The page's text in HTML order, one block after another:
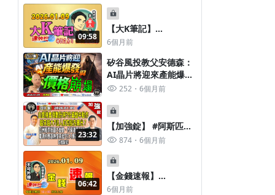
台股第九大循環73000點！？大摩
預警2026年三大變局！《我是金錢
爆》普通錠 2025.1229 #大K分析
師(曾煥文) #財經V怪客(馮泉富) #
杜金龍(巴菲特|台股|美股|台積
電|貴金屬)
213 7個月前
險需求創四年新高！
死？《我是金錢爆》普
(關稅|預言|AI)
237
Vincent(馮泉富) VS.
財經專家 黑寡腹(翁依
君) 來賓資料早知道！
09:58
【大K筆記】
2026.0109我是金錢爆
6個月前
矽谷風投教父安德森：
AI晶片將迎來產能爆發
與價格崩塌！台股來回
金錢爆》普通錠
2026.0109 #大K分析師
(曾煥文) #阿斯匹靈(邱
正偉) #廖祿民(|散戶|
資金行情|川普)
252 6個月前
23:32
【加強錠】 #阿斯匹靈
(邱正偉) #廖祿民《我
矽谷風投教父安德森：
AI晶片將迎來產能爆發
與價格崩塌！台股來回
874 6個月前
06:42
【金錢速報】
2026.01.09 我是金錢爆
6個月前